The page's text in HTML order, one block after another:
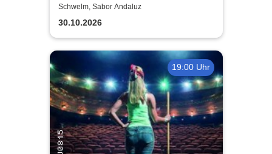
Show | Ein Herz und eine
Tante
Schwelm, Sabor Andaluz
30.10.2026
19:00 Uhr